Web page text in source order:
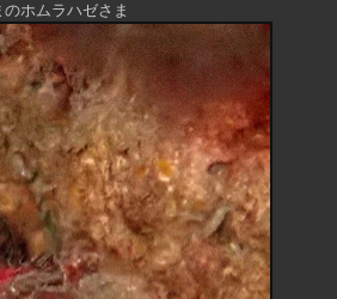
ホムラハゼさま